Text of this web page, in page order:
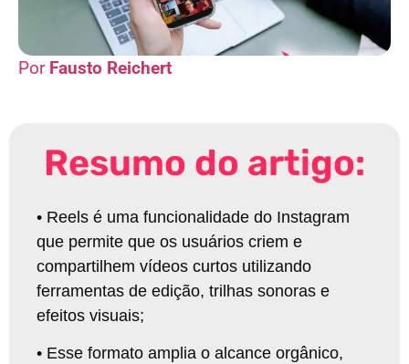
Fausto Reichert
Resumo do artigo:
• Reels é uma funcionalidade do Instagram
que permite que os usuários criem e
compartilhem vídeos curtos utilizando
ferramentas de edição, trilhas sonoras e
efeitos visuais;
• Esse formato amplia o alcance orgânico,